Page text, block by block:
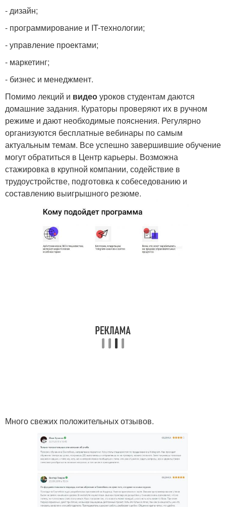
- дизайн;
- программирование и IT-технологии;
- управление проектами;
- маркетинг;
- бизнес и менеджмент.
Помимо лекций и видеоуроков студентам даются
домашние задания. Кураторы проверяют их в ручном
режиме и дают необходимые пояснения. Регулярно
организуются бесплатные вебинары по самым
актуальным темам. Все успешно завершившие обучение
могут обратиться в Центр карьеры. Возможна
стажировка в крупной компании, содействие в
трудоустройстве, подготовка к собеседованию и
составлению выигрышного резюме.
Много свежих положительных отзывов.